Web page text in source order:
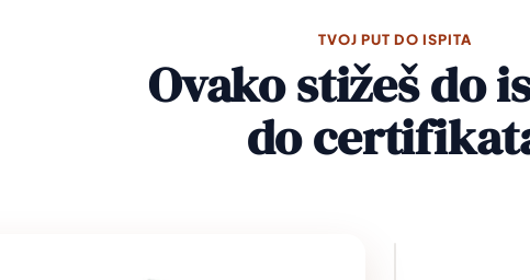
TVOJ PUT DO ISPITA
Ovako stižeš do
do